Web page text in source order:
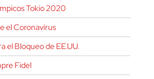
Tokio 2020
el Coronavirus
el Bloqueo de EE.UU.
Fidel